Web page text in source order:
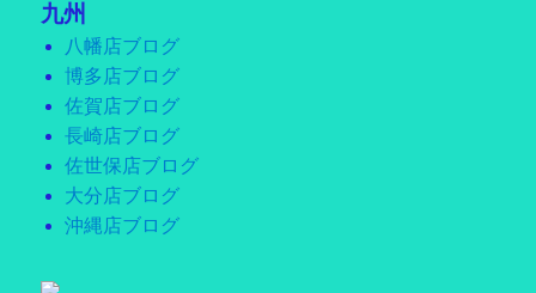
九州
八幡店ブログ
博多店ブログ
佐賀店ブログ
長崎店ブログ
佐世保店ブログ
大分店ブログ
沖縄店ブログ